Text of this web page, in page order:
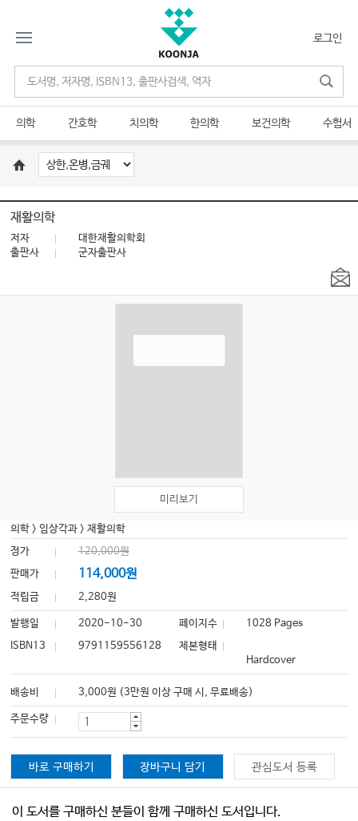
로그인
의학 간호학 치의학 한의학 보건의학 수험서
재활의학
저자
대한재활의학회
출판사
군자출판사
미리보기
의학 > 임상각과 >재활의학
정가
120,000원
판매가
114,000원
적립금 2,280원
발행일 2020-10-30 페이지수
1028 Pages
ISBN13
9791159556128
제본형태
Hardcover
배송비 3,000원 (3만원 이상 구매 시, 무료배송)
주문수량
바로 구매하기 장바구니 담기 관심도서 등록
이 도서를 구매하신 분들이 함께 구매하신 도서입니다.